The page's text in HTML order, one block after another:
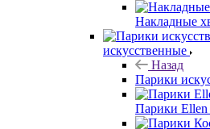
Накладные
искусственные
Назад
Парики
Парики Ellen